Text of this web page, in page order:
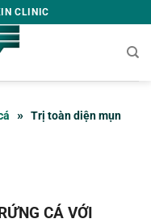
CLINIC
» Trị toàn diện mụn
CÁ VỚI